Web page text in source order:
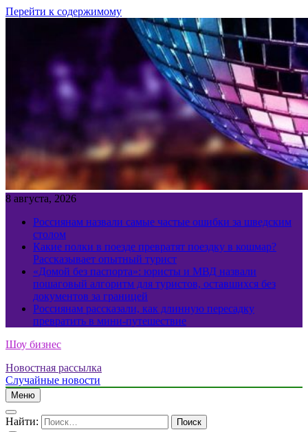
Перейти к содержимому
8 августа, 2026
Россиянам назвали самые частые ошибки за шведским
столом
Какие полки в поезде превратят поездку в кошмар?
Рассказывает опытный турист
«Домой без паспорта»: юристы и МВД назвали
пошаговый алгоритм для туристов, оставшихся без
документов за границей
Россиянам рассказали, как длинную пересадку
превратить в мини-путешествие
Шоу бизнес
Новостная рассылка
Случайные новости
Меню
Найти: